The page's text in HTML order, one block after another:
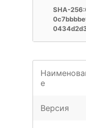
SHA-
е
Версия